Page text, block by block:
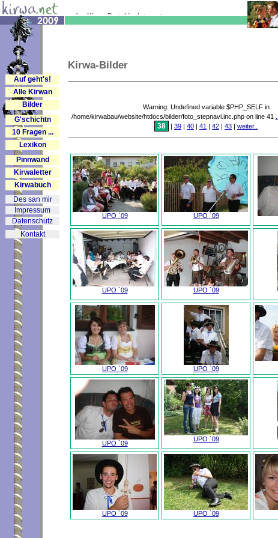
Auf geht's!
Alle Kirwan
Bilder
G'schichtn
10 Fragen ...
Lexikon
Pinnwand
Kirwaletter
Kirwabuch
Des san mir
Impressum
Datenschutz
Kontakt
... das Kirwa-Portal im Internet
Kirwa-Bilder
Warning: Undefined variable $PHP_SELF in
/home/kirwabau/website/htdocs/bilder/foto_stepnavi.inc.php on line 41
38 | 39 | 40 | 41 | 42 | 43 | weiter..
UPO `09 UPO `09
UPO `09 UPO `09
UPO `09 UPO `09
UPO `09
UPO `09
UPO `09 UPO `09